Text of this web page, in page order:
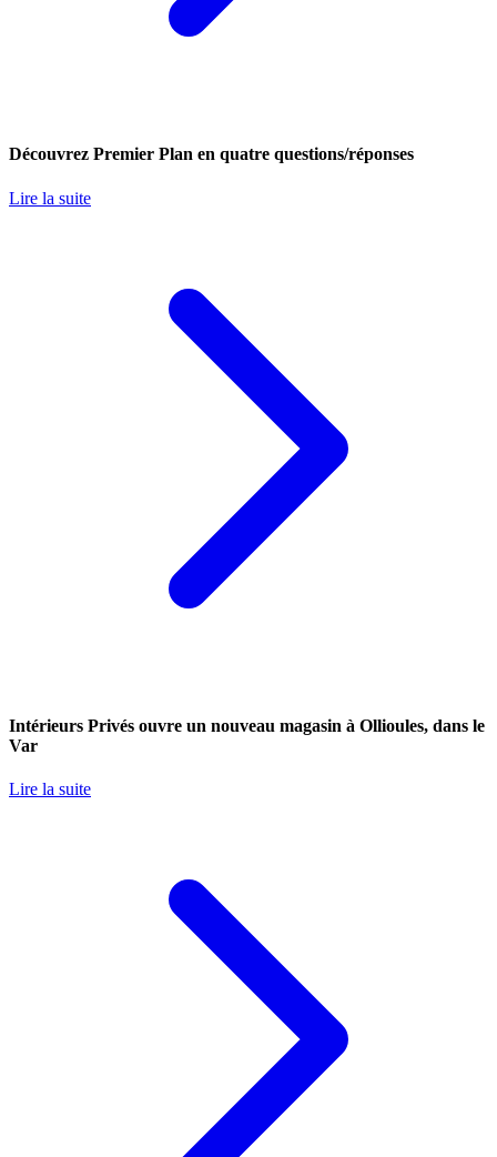
Découvrez Premier Plan en quatre questions/réponses
Lire la suite
Intérieurs Privés ouvre un nouveau magasin à Ollioules, dans le
Var
Lire la suite